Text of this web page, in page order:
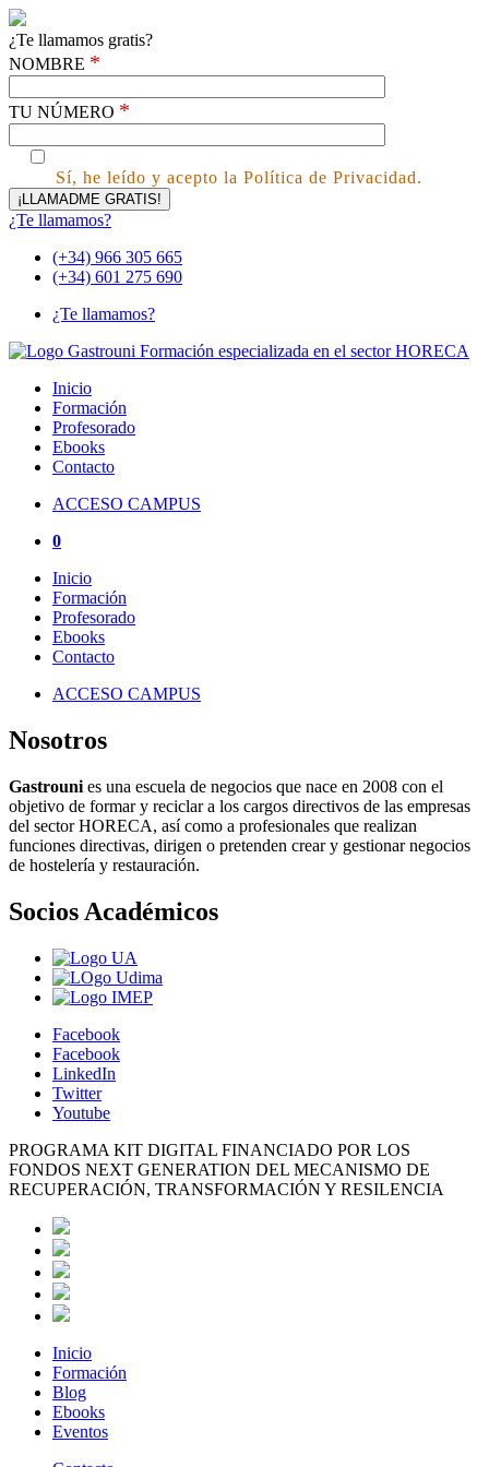
¿Te llamamos gratis?
NOMBRE *
TU NÚMERO *
Sí, he leído y acepto la Política de Privacidad.
¿Te llamamos?
(+34) 966 305 665
(+34) 601 275 690
¿Te llamamos?
Inicio
Formación
Profesorado
Ebooks
Contacto
ACCESO CAMPUS
0
Inicio
Formación
Profesorado
Ebooks
Contacto
ACCESO CAMPUS
Nosotros
Gastrouni es una escuela de negocios que nace en 2008 con el
objetivo de formar y reciclar a los cargos directivos de las empresas
del sector HORECA, así como a profesionales que realizan
funciones directivas, dirigen o pretenden crear y gestionar negocios
de hostelería y restauración.
Socios Académicos
Facebook
Facebook
LinkedIn
Twitter
Youtube
PROGRAMA KIT DIGITAL FINANCIADO POR LOS
FONDOS NEXT GENERATION DEL MECANISMO DE
RECUPERACIÓN, TRANSFORMACIÓN Y RESILENCIA
Inicio
Formación
Blog
Ebooks
Eventos